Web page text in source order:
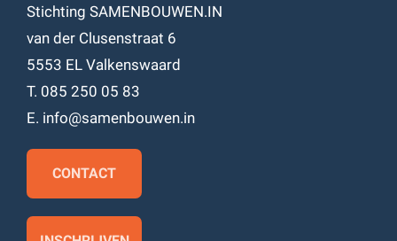
Stichting SAMENBOUWEN.IN
van der Clusenstraat 6
5553 EL Valkenswaard
T. 085 250 05 83
E. info@samenbouwen.in
CONTACT